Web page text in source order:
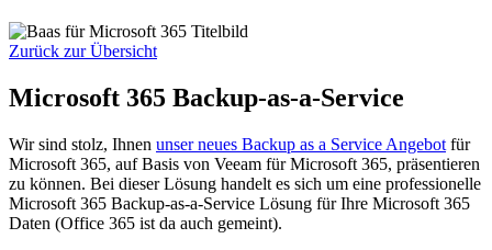
Zurück zur Übersicht
Microsoft 365 Backup-as-a-Service
Wir sind stolz, Ihnen unser neues Backup as a Service Angebot für
Microsoft 365, auf Basis von Veeam für Microsoft 365, präsentieren
zu können. Bei dieser Lösung handelt es sich um eine professionelle
Microsoft 365 Backup-as-a-Service Lösung für Ihre Microsoft 365
Daten (Office 365 ist da auch gemeint).